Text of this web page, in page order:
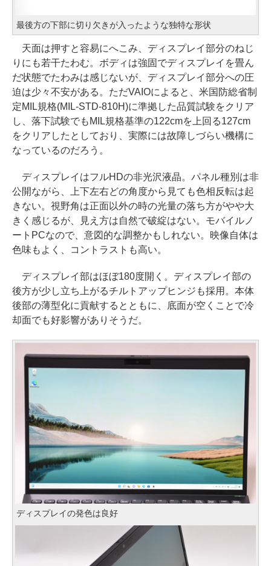
最後方の下部に切り欠きが入ったような独特な形状
天面は押すと容易にへこみ、ディスプレイ部分のねじ
りにも若干たわむ。ボディは強固でディスプレイを畳ん
だ状態でたわみは感じないが、ディスプレイ部分への圧
迫は少々不安がある。ただVAIOによると、米国防総省制
定MIL規格(MIL-STD-810H)に準拠した品質試験をクリア
し、落下試験でもMIL規格基準の122cmを上回る127cm
をクリアしたとしており、実際には故障しづらい機構に
なっているのだろう。
ディスプレイはフルHDの非光沢液晶。パネル種別は非
公開ながら、上下左右どの角度から見ても色相反転は起
きない。視野角は正面以外の時の光量の落ち方がやや大
きく感じるが、見え方は自然で破綻はない。モバイルノ
ートPCなので、意図的な調整かもしれない。映像自体は
色味もよく、コントラストも高い。
ディスプレイ部はほぼ180度開く。ディスプレイ部の
後方が少し立ち上がるチルトアップヒンジも採用。本体
後部の薄型化に貢献するとともに、底面が空くことで冷
却面でも好影響がありそうだ。
ディスプレイの発色は良好